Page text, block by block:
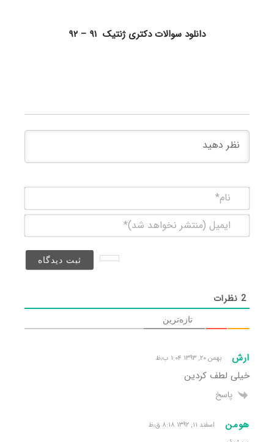
دانلود سوالات دکتری ژنتیک ۹۱ – ۹۲
(منتشر
2نظرات
تازه‌ترین
ارش بهمن ۲۰, ۱۳۹۳ ۱:۰۴ ب٫ظ
خیلی لطف کردین
پاسخ
هومن اسفند ۱۱, ۱۳۹۲ ۸:۱۸ ق٫ظ